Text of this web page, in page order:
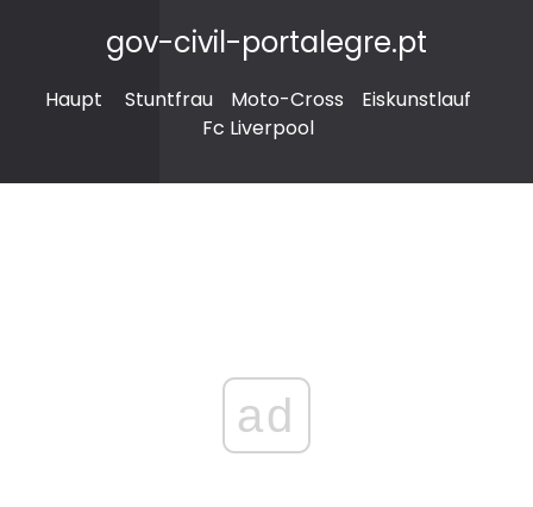
gov-civil-portalegre.pt
Haupt Stuntfrau Moto-Cross
Eiskunstlauf
Fc Liverpool
ad